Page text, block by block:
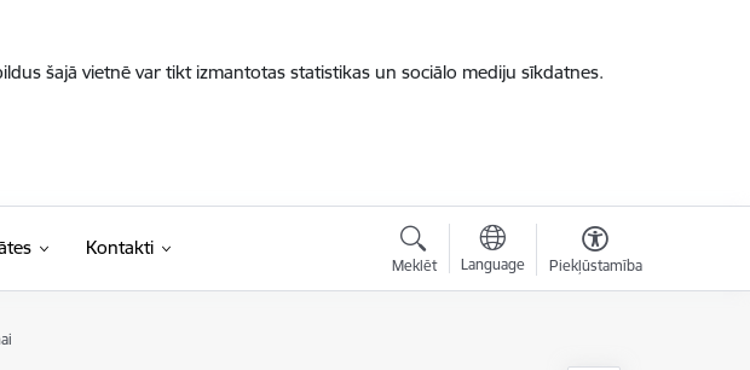
šajā vietnē var tikt izmantotas statistikas un sociālo mediju sīkdatnes.
Kontakti
Meklēt Language Piekļūstamība